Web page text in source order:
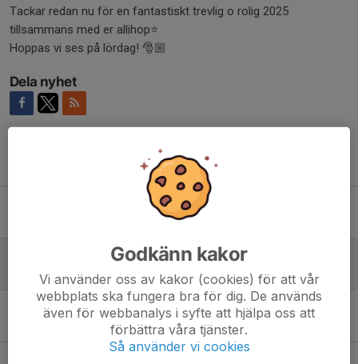
Tackar redan nu för en fantastiskt trevlig o rolig 2025
tillsammans med er allihop⭐️
Hoppas vi ses på lördag! 🎅🏼
Dela nyhet
Matchernas match 21/3!
Dags för årets sista träning på lördag! 🏒🎅🏼
14 dec 2025
Mulle meck cup 23/11 född -19-21
18 nov 2025 0
Godkänn kakor
Vi använder oss av kakor (cookies) för att vår
webbplats ska fungera bra för dig. De används
även för webbanalys i syfte att hjälpa oss att
förbättra våra tjänster.
Så använder vi cookies